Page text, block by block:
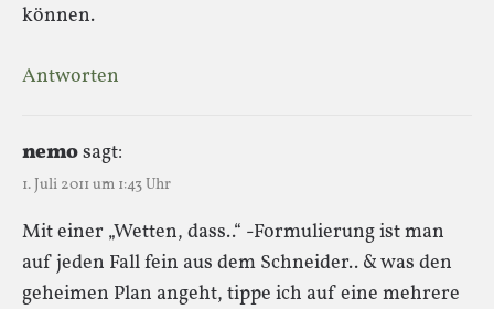
können.
Antworten
nemosagt:
1. Juli 2011 um 1:43 Uhr
Mit einer „Wetten, dass..“ -Formulierung ist man
auf jeden Fall fein aus dem Schneider.. & was den
geheimen Plan angeht, tippe ich auf eine mehrere